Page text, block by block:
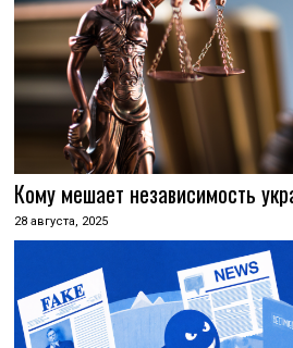
Кому мешает независимость
28 августа, 2025